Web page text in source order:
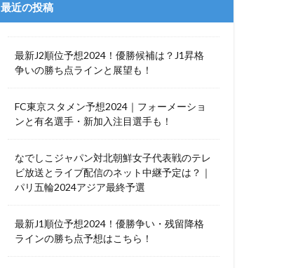
最近の投稿
最新J2順位予想2024！優勝候補は？J1昇格
争いの勝ち点ラインと展望も！
FC東京スタメン予想2024｜フォーメーショ
ンと有名選手・新加入注目選手も！
なでしこジャパン対北朝鮮女子代表戦のテレ
ビ放送とライブ配信のネット中継予定は？｜
パリ五輪2024アジア最終予選
最新J1順位予想2024！優勝争い・残留降格
ラインの勝ち点予想はこちら！